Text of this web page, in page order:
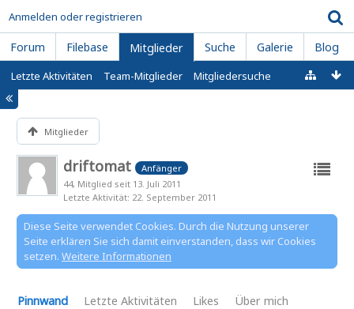
Anmelden oder registrieren
Forum Filebase Mitglieder Suche Galerie Blog
Letzte Aktivitäten Team-Mitglieder Mitgliedersuche
Mitglieder
driftomat
Anfänger
44 Mitglied seit 13. Juli 2011
Letzte Aktivität 22. September 2011
Diese Seite verwendet Cookies. Durch die Nutzung unserer
Seite erklären Sie sich damit einverstanden, dass wir Cookies
setzen. Weitere Informationen
Pinnwand Letzte Aktivitäten Likes Über mich